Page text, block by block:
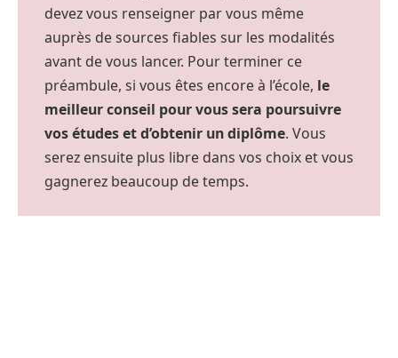
devez vous renseigner par vous même
auprès de sources fiables sur les modalités
avant de vous lancer. Pour terminer ce
préambule, si vous êtes encore à l’école, le
meilleur conseil pour vous sera poursuivre
vos études et d’obtenir un diplôme. Vous
serez ensuite plus libre dans vos choix et vous
gagnerez beaucoup de temps.